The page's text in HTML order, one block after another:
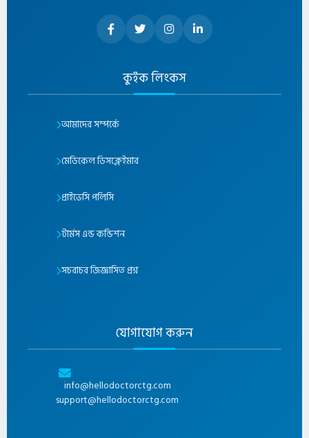
কুইক লিংকস
আমাদের সম্পর্কে
মেডিকেল ডিসক্লেইমার
প্রাইভেসি পলিসি
টার্মস এন্ড কন্ডিশন
সচরাচর জিজ্ঞাসিত প্রশ্ন
যোগাযোগ করুন
info@hellodoctorctg.com
support@hellodoctorctg.com